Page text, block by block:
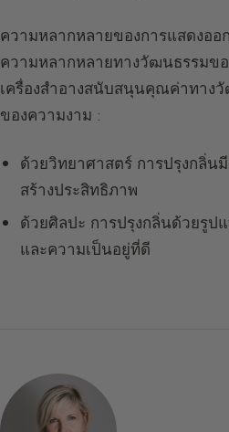
ความหลากหลายของการแสดงออ
ความหลากหลายทางวัฒนธรรมข
เครื่องสำอางสนับสนุนคุณค่าทาง
ของความงาม :
ด้วยวิทยาศาสตร์ การปรุงกลิ่น
สร้างประสิทธิภาพ
ด้วยศิลปะ การปรุงกลิ่นด้วยรูป
และความเป็นอยู่ที่ดี